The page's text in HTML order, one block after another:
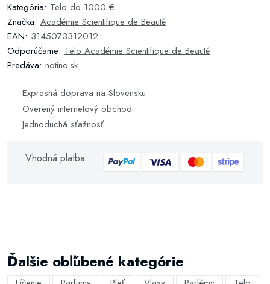
Kategória: Telo do 1000 €
Značka: Académie Scientifique de Beauté
EAN: 3145073312012
Odporúčame: Telo Académie Scientifique de Beauté
Predáva: notino.sk
Expresná doprava na Slovensku
Overený internetový obchod
Jednoduchá sťažnosť
Vhodná platba
Ďalšie obľúbené kategórie